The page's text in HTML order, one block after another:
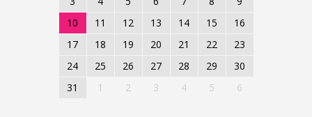
10
11 12 13 14 15
16
17
18 19 20 21 22
23
24
25 26 27 28 29
30
31
1 2 3 4 5 6